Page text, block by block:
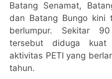
Batang Senamat,
dan Batang Bungo kini
berlumpur. Sekitar
tersebut diduga
aktivitas PETI yang
tahun.